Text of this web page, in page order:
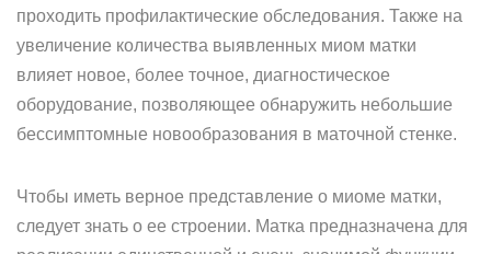
проходить профилактические обследования. Также на
увеличение количества выявленных миом матки
влияет новое, более точное, диагностическое
оборудование, позволяющее обнаружить небольшие
бессимптомные новообразования в маточной стенке.
Чтобы иметь верное представление о миоме матки,
следует знать о ее строении. Матка предназначена для